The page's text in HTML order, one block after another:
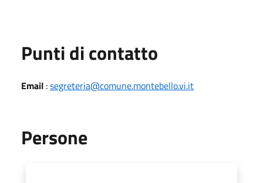
Punti di contatto
Email :segreteria@comune.montebello.vi.it
Persone